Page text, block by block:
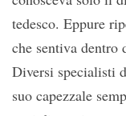
tedesco. Eppure
che sentiva dentro
Diversi specialisti
suo capezzale